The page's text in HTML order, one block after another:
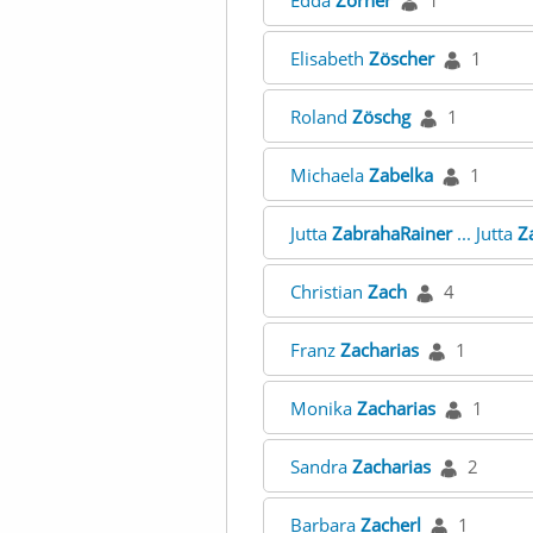
Elisabeth Zöscher 1
Roland Zöschg 1
Michaela Zabelka 1
Jutta ZabrahaRainer... Jutta
Christian Zach 4
Franz Zacharias 1
Monika Zacharias 1
Sandra Zacharias 2
Barbara Zacherl 1